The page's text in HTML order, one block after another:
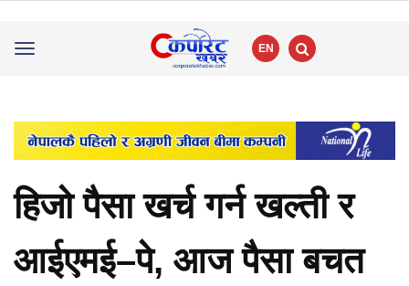
Toggle
EN
हिजो पैसा खर्च गर्न खल्ती र
आईएमई–पे, आज पैसा बचत